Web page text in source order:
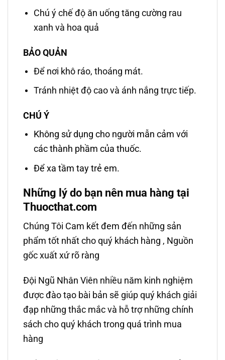
Chú ý chế độ ăn uống tăng cường rau
xanh và hoa quả
BẢO QUẢN
Để nơi khô ráo, thoáng mát.
Tránh nhiệt độ cao và ánh nắng trực tiếp.
CHÚ Ý
Không sử dụng cho người mẫn cảm với
các thành phầm của thuốc.
Để xa tầm tay trẻ em.
Những lý do bạn nên mua hàng tại
Thuocthat.com
Chúng Tôi Cam kết đem đến những sản
phẩm tốt nhất cho quý khách hàng , Nguồn
gốc xuất xứ rõ ràng
Đội Ngũ Nhân Viên nhiều năm kinh nghiệm
được đào tạo bài bản sẽ giúp quý khách giải
đạp những thắc mắc và hỗ trợ những chính
sách cho quý khách trong quá trình mua
hàng